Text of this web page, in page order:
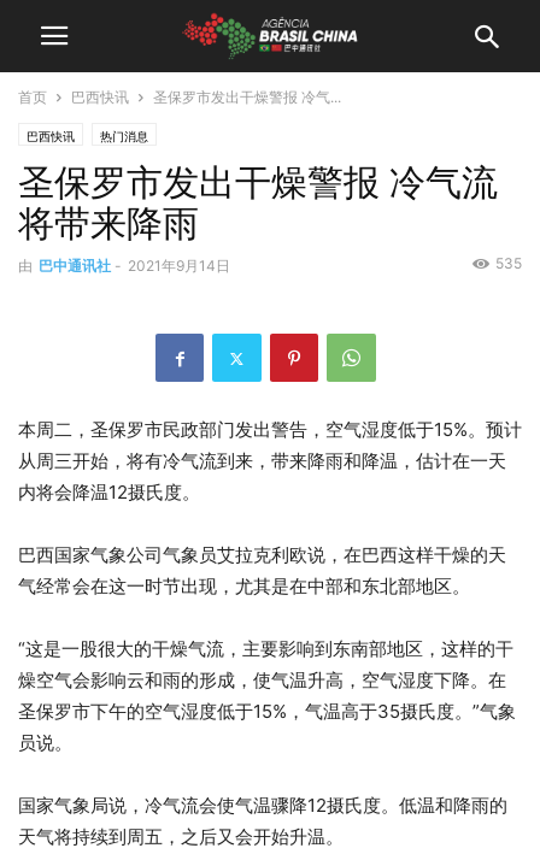
首页 巴西快讯 圣保罗市发出干燥警报 冷气...
巴西快讯 热门消息
圣保罗市发出干燥警报 冷气流
将带来降雨
由 巴中通讯社 - 2021年9月14日 535
本周二，圣保罗市民政部门发出警告，空气湿度低于15%。预计
从周三开始，将有冷气流到来，带来降雨和降温，估计在一天
内将会降温12摄氏度。
巴西国家气象公司气象员艾拉克利欧说，在巴西这样干燥的天
气经常会在这一时节出现，尤其是在中部和东北部地区。
“这是一股很大的干燥气流，主要影响到东南部地区，这样的干
燥空气会影响云和雨的形成，使气温升高，空气湿度下降。在
圣保罗市下午的空气湿度低于15%，气温高于35摄氏度。”气象
员说。
国家气象局说，冷气流会使气温骤降12摄氏度。低温和降雨的
天气将持续到周五，之后又会开始升温。